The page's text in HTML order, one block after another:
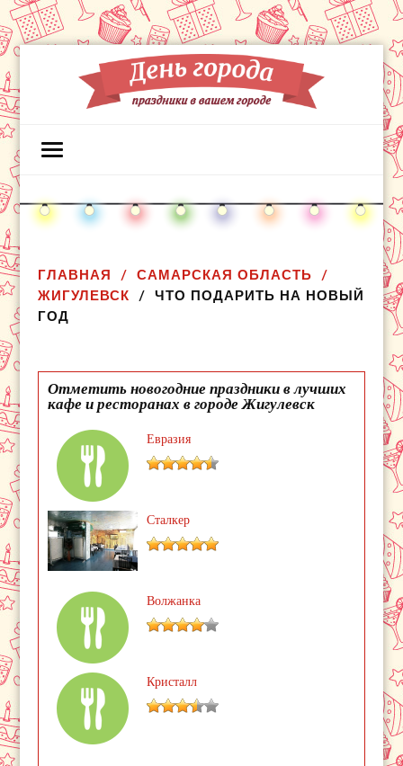
ГЛАВНАЯ
САМАРСКАЯ ОБЛАСТЬ
ЖИГУЛЕВСК
ЧТО ПОДАРИТЬ НА НОВЫЙ
ГОД
Отметить новогодние праздники в лучших
кафе и ресторанах в городе Жигулевск
Евразия
Сталкер
Волжанка
Кристалл